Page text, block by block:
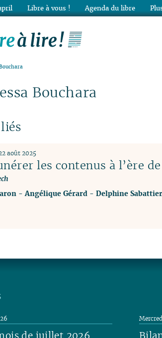
Bouchara
les contenus à l’ère
août 2025
-Angélique Gérard- Delphine Sabattier
Libre à vous ! Agenda du libre